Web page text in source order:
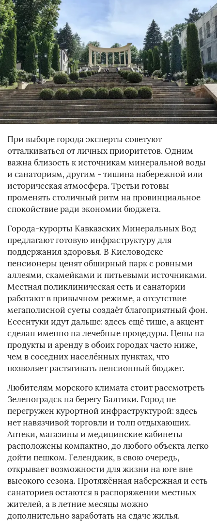
При выборе города эксперты советуют
отталкиваться от личных приоритетов. Одним
важна близость к источникам минеральной воды
и санаториям, другим - тишина набережной или
историческая атмосфера. Третьи готовы
променять столичный ритм на провинциальное
спокойствие ради экономии бюджета.
Города-курорты Кавказских Минеральных Вод
предлагают готовую инфраструктуру для
поддержания здоровья. В Кисловодске
пенсионеры ценят обширный парк с ровными
аллеями, скамейками и питьевыми источниками.
Местная поликлиническая сеть и санатории
работают в привычном режиме, а отсутствие
мегаполисной суеты создаёт благоприятный фон.
Ессентуки идут дальше: здесь ещё тише, а акцент
сделан именно на лечебные процедуры. Цены на
продукты и аренду в обоих городах часто ниже,
чем в соседних населённых пунктах, что
позволяет растягивать пенсионный бюджет.
Любителям морского климата стоит рассмотреть
Зеленоградск на берегу Балтики. Город не
перегружен курортной инфраструктурой: здесь
нет навязчивой торговли и толп отдыхающих.
Аптеки, магазины и медицинские кабинеты
расположены компактно, до любого объекта легко
дойти пешком. Геленджик, в свою очередь,
открывает возможности для жизни на юге вне
высокого сезона. Протяжённая набережная и сеть
санаториев остаются в распоряжении местных
жителей, а в летние месяцы можно
дополнительно заработать на сдаче жилья.